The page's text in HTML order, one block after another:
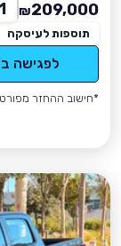
209,000
₪
תוספות לעיסקה
לפגישה
*חישוב ההחזר